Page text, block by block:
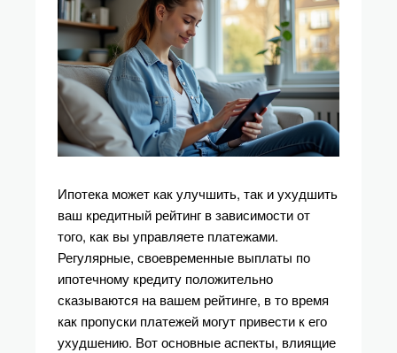
Ипотека может как улучшить, так и ухудшить
ваш кредитный рейтинг в зависимости от
того, как вы управляете платежами.
Регулярные, своевременные выплаты по
ипотечному кредиту положительно
сказываются на вашем рейтинге, в то время
как пропуски платежей могут привести к его
ухудшению. Вот основные аспекты, влиящие